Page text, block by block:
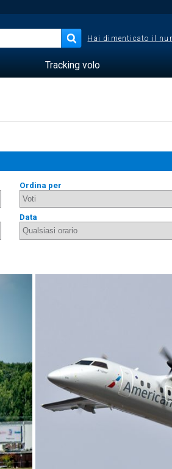
Hai dimenticato il
Tracking volo
Ordina per
Data